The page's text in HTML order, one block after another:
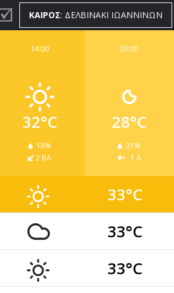
ΚΑΙΡΟΣ: ΔΕΛΒΙΝΑΚΙ ΙΩΑΝΝΙΝΩΝ
20:00
28°C
31%
1 Α
14:00
32°C
18%
2 ΒΑ
33°C
33°C
33°C